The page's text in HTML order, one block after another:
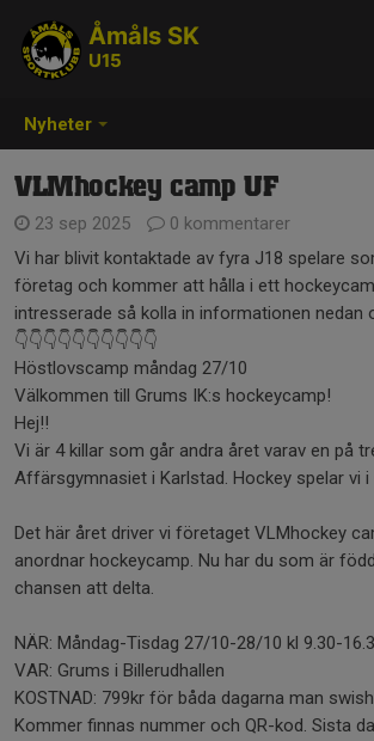
Nyheter
Åmåls SK
U15
VLMhockey camp UF
23 sep 2025
0 kommentarer
Vi har blivit kontaktade av fyra J18 spelare
företag och kommer att hålla i ett
intresserade så kolla in informationen nedan
👇👇👇👇👇👇👇👇👇👇
Höstlovscamp måndag 27/10
Välkommen till Grums IK:s hockeycamp!
Hej!!
Vi är 4 killar som går andra året varav en på
Affärsgymnasiet i Karlstad. Hockey spelar vi i
Det här året driver vi företaget VLMhockey
anordnar hockeycamp. Nu har du som är
chansen att delta.
NÄR: Måndag-Tisdag 27/10-28/10 kl 9.30-
VAR: Grums i Billerudhallen
KOSTNAD: 799kr för båda dagarna man
Kommer finnas nummer och QR-kod. Sista